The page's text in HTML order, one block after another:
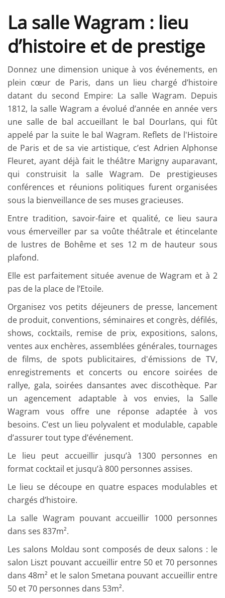
La salle Wagram : lieu
d’histoire et de prestige
Donnez une dimension unique à vos événements, en
plein cœur de Paris, dans un lieu chargé d’histoire
datant du second Empire: La salle Wagram. Depuis
1812, la salle Wagram a évolué d’année en année vers
une salle de bal accueillant le bal Dourlans, qui fût
appelé par la suite le bal Wagram. Reflets de l'Histoire
de Paris et de sa vie artistique, c’est Adrien Alphonse
Fleuret, ayant déjà fait le théâtre Marigny auparavant,
qui construisit la salle Wagram. De prestigieuses
conférences et réunions politiques furent organisées
sous la bienveillance de ses muses gracieuses.
Entre tradition, savoir-faire et qualité, ce lieu saura
vous émerveiller par sa voûte théâtrale et étincelante
de lustres de Bohême et ses 12 m de hauteur sous
plafond.
Elle est parfaitement située avenue de Wagram et à 2
pas de la place de l’Etoile.
Organisez vos petits déjeuners de presse, lancement
de produit, conventions, séminaires et congrès, défilés,
shows, cocktails, remise de prix, expositions, salons,
ventes aux enchères, assemblées générales, tournages
de films, de spots publicitaires, d'émissions de TV,
enregistrements et concerts ou encore soirées de
rallye, gala, soirées dansantes avec discothèque. Par
un agencement adaptable à vos envies, la Salle
Wagram vous offre une réponse adaptée à vos
besoins. C’est un lieu polyvalent et modulable, capable
d’assurer tout type d’événement.
Le lieu peut accueillir jusqu’à 1300 personnes en
format cocktail et jusqu’à 800 personnes assises.
Le lieu se découpe en quatre espaces modulables et
chargés d’histoire.
La salle Wagram pouvant accueillir 1000 personnes
dans ses 837m².
Les salons Moldau sont composés de deux salons : le
salon Liszt pouvant accueillir entre 50 et 70 personnes
dans 48m² et le salon Smetana pouvant accueillir entre
50 et 70 personnes dans 53m².